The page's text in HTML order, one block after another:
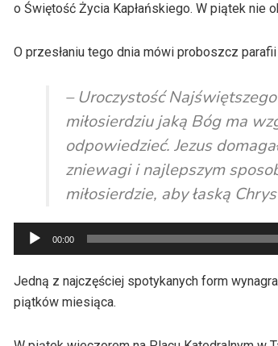
o Świętość Życia Kapłańskiego. W piątek nie
O przesłaniu tego dnia mówi proboszcz
– Uroczystość
miłosierdziu jaką Bóg ma
odpowiedzieć. Jezus
zniewagi i najlepszym
miłosierdzie, aby łaską
Odtwarzacz
plików
dźwiękowych
00:00
Jedną z najczęściej spotykanych form
piątków miesiąca.